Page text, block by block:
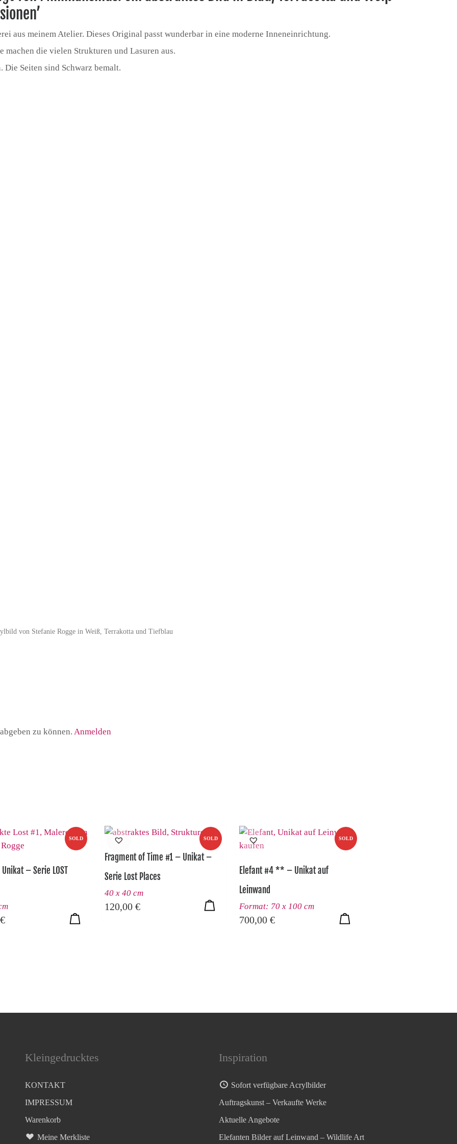
aus meinem Atelier. Dieses Original passt wunderbar in eine moderne Inneneinrichtung.
machen die vielen Strukturen und Lasuren aus.
Seiten sind Schwarz bemalt.
von Stefanie Rogge in Weiß, Terrakotta und Tiefblau
zu können. Anmelden
SOLD
– Serie LOST
€
SOLD
Fragment of Time #1 – Unikat –
Serie Lost Places
40 x 40 cm
120,00 €
SOLD
Elefant #4 ** – Unikat auf
Leinwand
Format: 70 x 100 cm
700,00€
Kleingedrucktes
KONTAKT
IMPRESSUM
Warenkorb
Meine Merkliste
Inspiration
Sofort verfügbare Acrylbilder
Auftragskunst – Verkaufte Werke
Aktuelle Angebote
Elefanten Bilder auf Leinwand – Wildlife Art